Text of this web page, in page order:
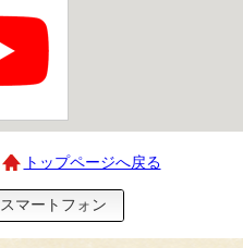
トップページへ戻る
スマートフォン